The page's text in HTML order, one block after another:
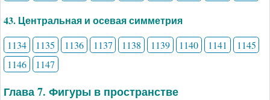
43. Центральная и осевая симметрия
1134 1135 1136 1137 1138 1139 1140 1141
1145
1146
1147
Глава 7. Фигуры в пространстве